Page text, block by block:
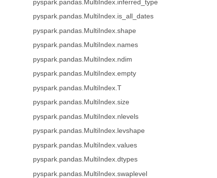
pyspark.pandas.MultiIndex.inferred_type
pyspark.pandas.MultiIndex.is_all_dates
pyspark.pandas.MultiIndex.shape
pyspark.pandas.MultiIndex.names
pyspark.pandas.MultiIndex.ndim
pyspark.pandas.MultiIndex.empty
pyspark.pandas.MultiIndex.T
pyspark.pandas.MultiIndex.size
pyspark.pandas.MultiIndex.nlevels
pyspark.pandas.MultiIndex.levshape
pyspark.pandas.MultiIndex.values
pyspark.pandas.MultiIndex.dtypes
pyspark.pandas.MultiIndex.swaplevel